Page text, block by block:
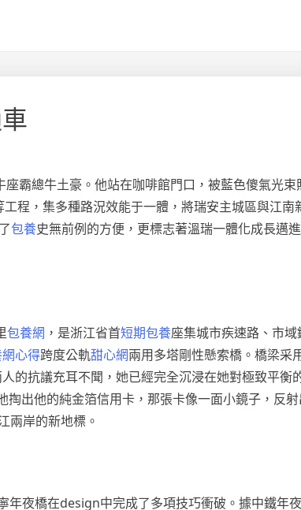
霸總牛土豪。他站在咖啡館門口，被藍色傻氣光束
程，集多種路況效能于一體，將瑞安主城區與江南
包養史無前例的方便，更標志著溫瑞一體化成長邁
包養網 ，是浙江省首短期包養座集城市疾速路、市
心得跨度公軌甜心網兩用多塔剛性懸索橋。橋梁采
的抗議充耳不聞，她已經完全沉浸在她對極致平衡
出他的純金箔信用卡，那張卡像一面小鏡子，反
兩岸的新地標。
年夜橋在design中完成了多項技巧衝破。據中鐵年